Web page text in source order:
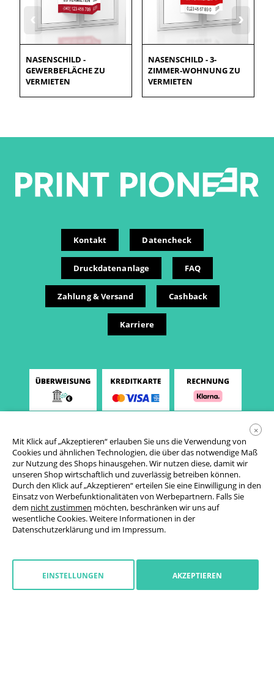
‹ ›
NASENSCHILD -
GEWERBEFLÄCHE ZU
VERMIETEN
NASENSCHILD - 3-
ZIMMER-WOHNUNG ZU
VERMIETEN
Kontakt Datencheck
Druckdatenanlage FAQ
Zahlung & Versand Cashback
Karriere
AGB
Datenschutzerklärung
Widerrufsrecht
×
Mit Klick auf „Akzeptieren“ erlauben Sie uns die Verwendung von
Cookies und ähnlichen Technologien, die über das notwendige Maß
zur Nutzung des Shops hinausgehen. Wir nutzen diese, damit wir
unseren Shop wirtschaftlich und zuverlässig betreiben können.
Durch den Klick auf „Akzeptieren“ erteilen Sie eine Einwilligung in den
Einsatz von Werbefunktionalitäten von Werbepartnern. Falls Sie
dem nicht zustimmen möchten, beschränken wir uns auf
wesentliche Cookies. Weitere Informationen in der
Datenschutzerklärung und im Impressum.
EINSTELLUNGEN AKZEPTIEREN